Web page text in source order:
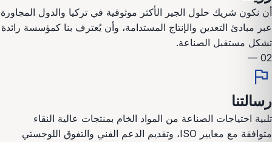
أن نكون شريك حلول الجير الأكثر موثوقية في تركيا والدول المجاورة
عبر مبادئ التعدين والإنتاج المستدامة، وأن يُعترف بنا كمؤسسة رائدة
تشكل مستقبل الصناعة.
02 —
flag
رسالتنا
تلبية احتياجات الصناعة من المواد الخام بمنتجات عالية النقاء
متوافقة مع معايير ISO، وتقديم الدعم الفني والتفوق اللوجستي